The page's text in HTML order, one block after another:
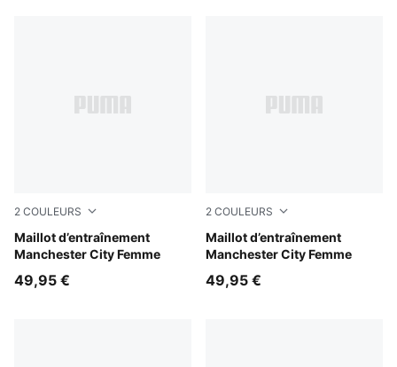
2 COULEURS
Maillot d’entraînement
Manchester City Femme
Fluro Pink Pes-Vivid Blue
49,95 €
2 COULEURS
Maillot d’entraînement
Manchester City Femme
PUMA Black-PUMA Silver
49,95 €